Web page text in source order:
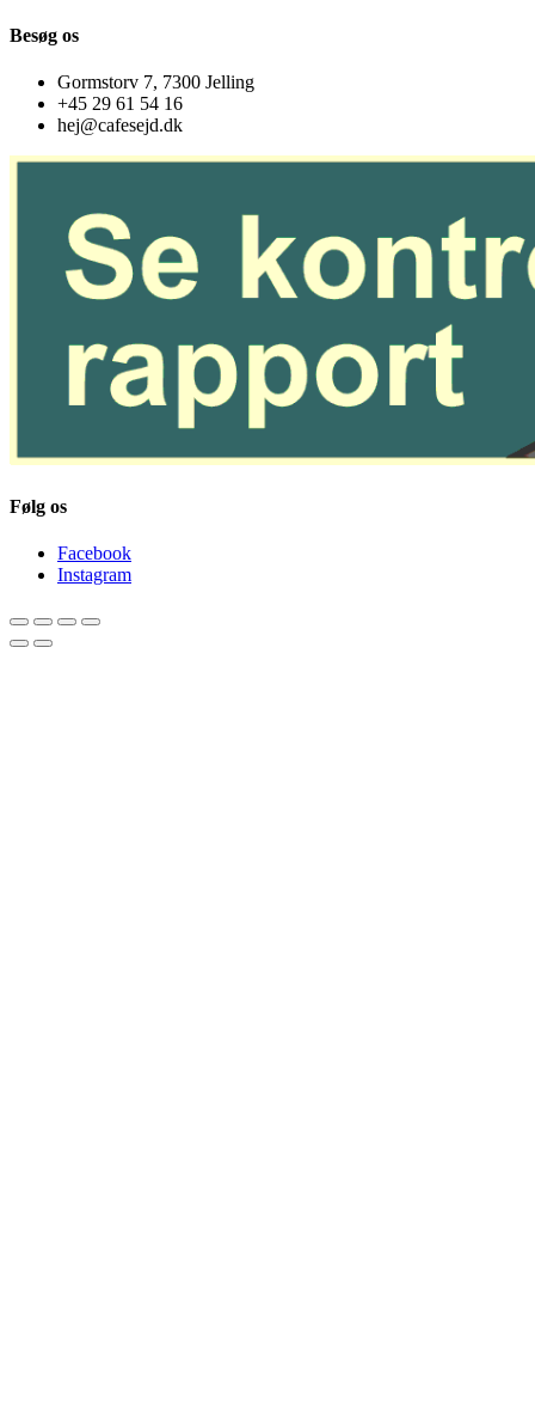
Besøg os
Gormstorv 7, 7300 Jelling
+45 29 61 54 16
hej@cafesejd.dk
Følg os
Facebook
Instagram